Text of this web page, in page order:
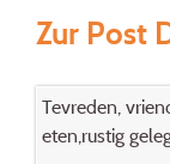
Zur Post
Tevreden,
eten,rustig